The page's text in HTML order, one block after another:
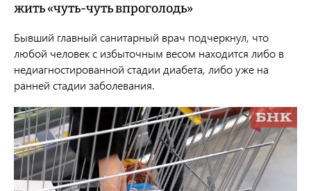
жить «чуть-чуть впроголодь»
Бывший главный санитарный врач подчеркнул, что
любой человек с избыточным весом находится либо в
недиагностированной стадии диабета, либо уже на
ранней стадии заболевания.